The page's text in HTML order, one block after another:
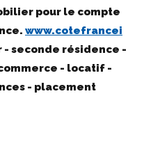
pour le compte
www.cotefrancei
- seconde résidence -
- locatif -
- placement